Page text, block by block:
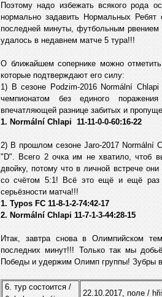
Поэтому надо избежать всякого рода
нормально задавить Нормальных
последней минуты, футбольным
удалось в недавнем матче 5 тура!!!
О ближайшем сопернике можно
которые подтверждают его силу:
1) В сезоне Podzim-2016 Normální
чемпионатом без единого
впечатляющей разнице забитых и
1. Normální Chlapi 11-11-0-0-60:16-22
2) В прошлом сезоне Jaro-2017 Normální
"D". Всего 2 очка им не хватило, чтоб
двойку, потому что в личной встрече они
со счётом 5:1! Всё это ещё и ещё раз
серьёзности матча!!!
1. Typos FC 11-8-1-2-74:42-17
2. Normální Chlapi 11-7-1-3-44:28-15
Итак, завтра снова в Олимпийском
последних минут!!! Только так мы
Победы и удержим Олимп группы! Зубры
6. тур состоится /
22.10.2017, поле /